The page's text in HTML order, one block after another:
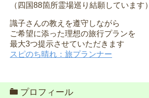
（四国88箇所霊場巡り結願しています）
識子さんの教えを遵守しながら
ご希望に添った理想の旅行プランを
最大3つ提示させていただきます
スピのち晴れ：旅プランナー
プロフィール